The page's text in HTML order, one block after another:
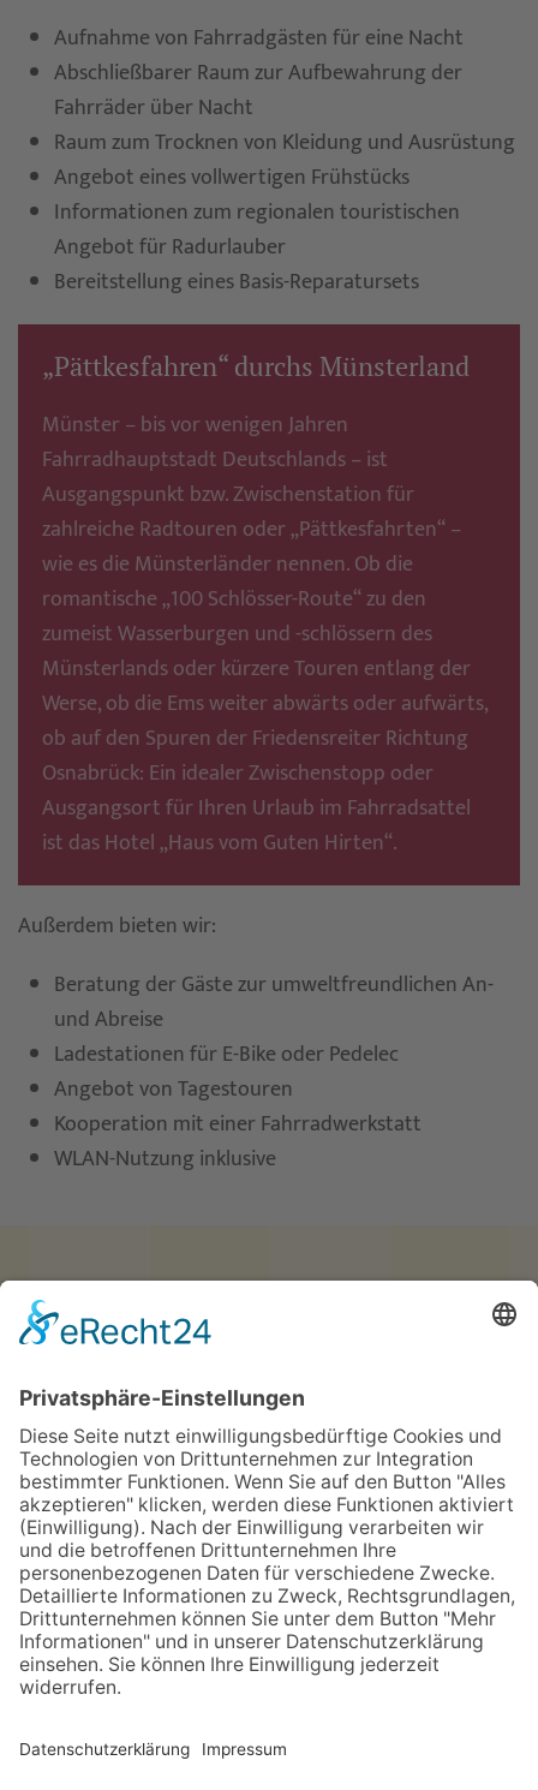
Aufnahme von Fahrradgästen für eine Nacht
Abschließbarer Raum zur Aufbewahrung der
Fahrräder über Nacht
Raum zum Trocknen von Kleidung und Ausrüstung
Angebot eines vollwertigen Frühstücks
Informationen zum regionalen touristischen
Angebot für Radurlauber
Bereitstellung eines Basis-Reparatursets
„Pättkesfahren“ durchs Münsterland
Münster – bis vor wenigen Jahren
Fahrradhauptstadt Deutschlands – ist
Ausgangspunkt bzw. Zwischenstation für
zahlreiche Radtouren oder „Pättkesfahrten“ –
wie es die Münsterländer nennen. Ob die
romantische „100 Schlösser-Route“ zu den
zumeist Wasserburgen und -schlössern des
Münsterlands oder kürzere Touren entlang der
Werse, ob die Ems weiter abwärts oder aufwärts,
ob auf den Spuren der Friedensreiter Richtung
Osnabrück: Ein idealer Zwischenstopp oder
Ausgangsort für Ihren Urlaub im Fahrradsattel
ist das Hotel „Haus vom Guten Hirten“.
Außerdem bieten wir:
Beratung der Gäste zur umweltfreundlichen An-
und Abreise
Ladestationen für E-Bike oder Pedelec
Angebot von Tagestouren
Kooperation mit einer Fahrradwerkstatt
WLAN-Nutzung inklusive
Hotel Haus vom Guten Hirten
Mauritz-Lindenweg 61
Telefon0251 3787-0
Telefax 0251 3787-460
hotel@guterhirte.de
Der Integrationsbetrieb Hotel Haus vom Guten Hirten
wird durch finanzielle Mittel der Stiftung
Wohlfahrtspflege, des Landes Nordrhein-Westfalen
(MAGS), des LWL und der Aktion Mensch gefördert.